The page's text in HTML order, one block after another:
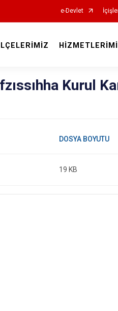
e-Devlet
Kurul
19 KB